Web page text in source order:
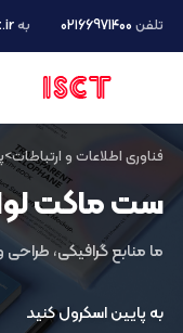
تلفن ۰۲۱66971400 به
فناوری اطلاعات و ارتباطات>
ست ماکت
ما منابع گرافیکی،
به پایین اسکرول کنید